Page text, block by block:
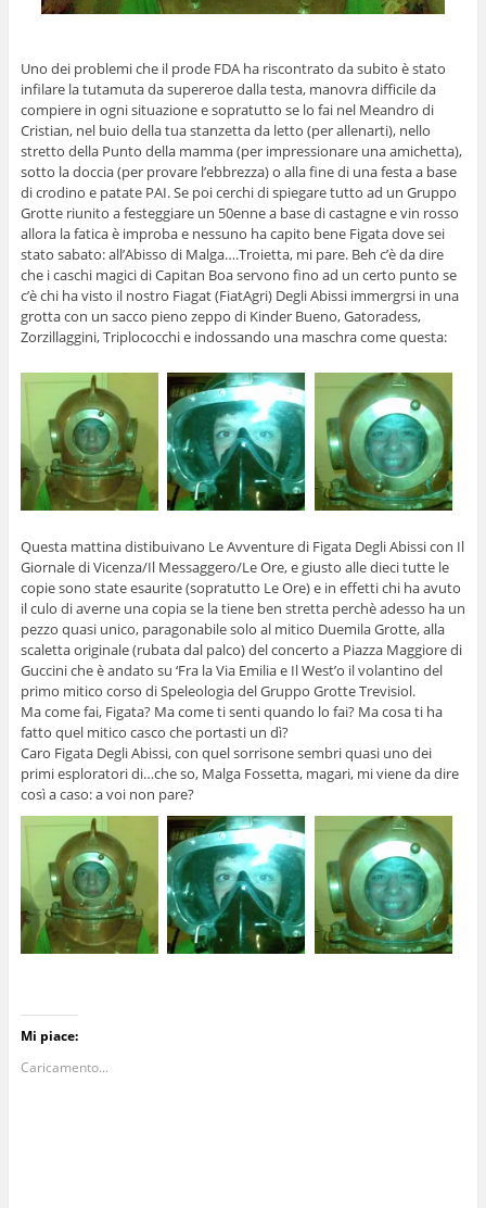
Uno dei problemi che il prode FDA ha riscontrato da subito è stato
infilare la tutamuta da supereroe dalla testa, manovra difficile da
compiere in ogni situazione e sopratutto se lo fai nel Meandro di
Cristian, nel buio della tua stanzetta da letto (per allenarti), nello
stretto della Punto della mamma (per impressionare una amichetta),
sotto la doccia (per provare l’ebbrezza) o alla fine di una festa a base
di crodino e patate PAI. Se poi cerchi di spiegare tutto ad un Gruppo
Grotte riunito a festeggiare un 50enne a base di castagne e vin rosso
allora la fatica è improba e nessuno ha capito bene Figata dove sei
stato sabato: all’Abisso di Malga….Troietta, mi pare. Beh c’è da dire
che i caschi magici di Capitan Boa servono fino ad un certo punto se
c’è chi ha visto il nostro Fiagat (FiatAgri) Degli Abissi immergrsi in una
grotta con un sacco pieno zeppo di Kinder Bueno, Gatoradess,
Zorzillaggini, Triplococchi e indossando una maschra come questa:
Questa mattina distibuivano Le Avventure di Figata Degli Abissi con Il
Giornale di Vicenza/Il Messaggero/Le Ore, e giusto alle dieci tutte le
copie sono state esaurite (sopratutto Le Ore) e in effetti chi ha avuto
il culo di averne una copia se la tiene ben stretta perchè adesso ha un
pezzo quasi unico, paragonabile solo al mitico Duemila Grotte, alla
scaletta originale (rubata dal palco) del concerto a Piazza Maggiore di
Guccini che è andato su ‘Fra la Via Emilia e Il West’o il volantino del
primo mitico corso di Speleologia del Gruppo Grotte Trevisiol.
Ma come fai, Figata? Ma come ti senti quando lo fai? Ma cosa ti ha
fatto quel mitico casco che portasti un dì?
Caro Figata Degli Abissi, con quel sorrisone sembri quasi uno dei
primi esploratori di…che so, Malga Fossetta, magari, mi viene da dire
così a caso: a voi non pare?
Mi piace:
Caricamento...